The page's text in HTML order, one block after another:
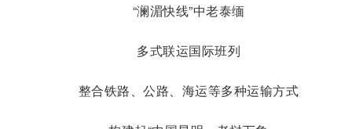
“澜湄快线”中老泰缅
多式联运国际班列
整合铁路、公路、海运等多种运输方式